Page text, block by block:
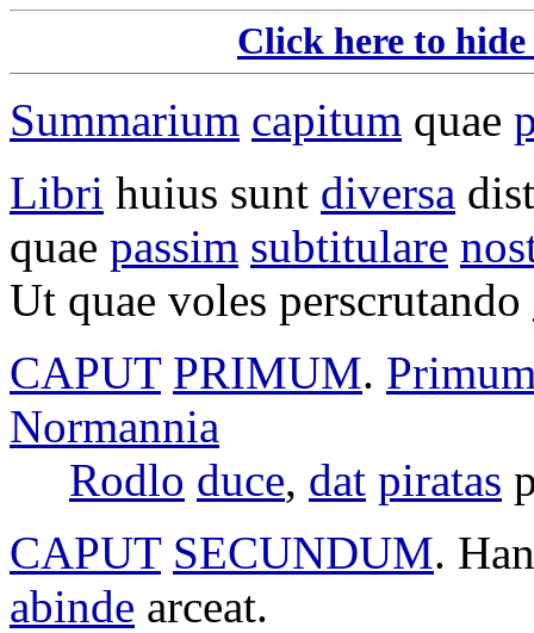
Click here to
Summarium capitum quae
Libri huius sunt diversa
quae passim subtitulare
Ut quae voles perscrutando
CAPUT PRIMUM.
Normannia
Rodlo duce, dat piratas
CAPUT SECUNDUM.
abinde arceat.